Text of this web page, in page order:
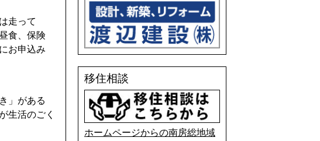
走って
食、保険
お申込み
」がある
生活のごく
移住相談
ホームページからの南房総地域